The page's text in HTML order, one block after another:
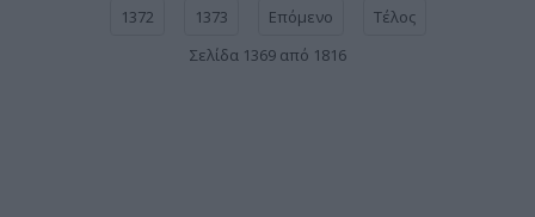
1372
1373 Επόμενο
Τέλος
Σελίδα 1369 από 1816